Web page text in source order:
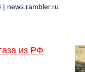
news.rambler.ru
из РФ